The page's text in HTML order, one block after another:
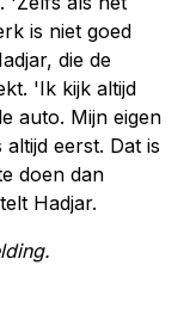
is niet goed
die de
'Ik kijk altijd
auto. Mijn eigen
eerst. Dat is
doen dan
Hadjar.